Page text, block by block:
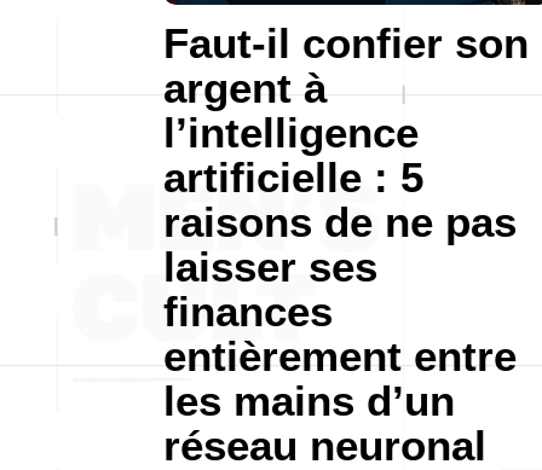
Faut-il confier son
argent à
l’intelligence
artificielle : 5
raisons de ne pas
laisser ses
finances
entièrement entre
les mains d’un
réseau neuronal